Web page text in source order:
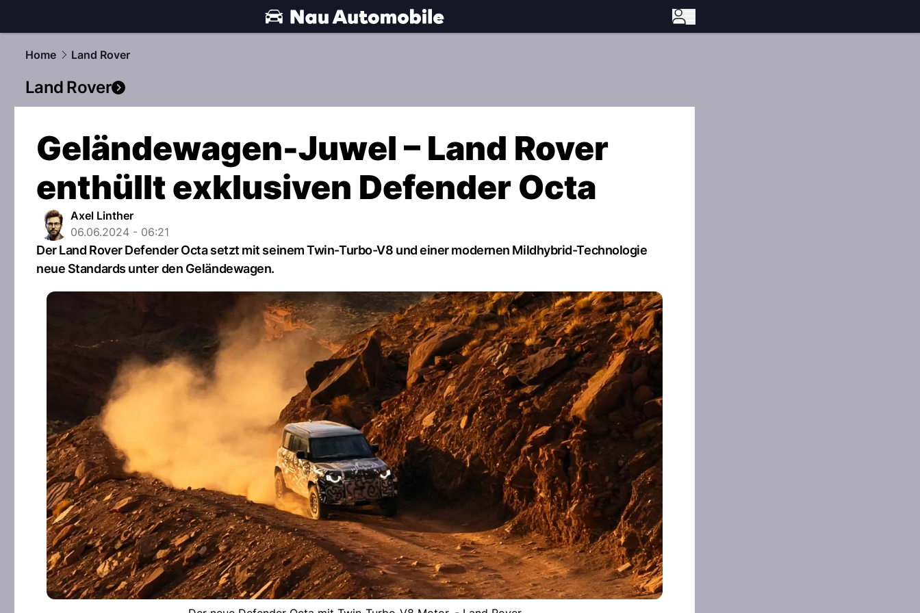
automobile.NAU.ch
Home
Land Rover
Land Rover
Geländewagen-Juwel – Land Rover
enthüllt exklusiven Defender Octa
Axel Linther
06.06.2024 - 06:21
Der Land Rover Defender Octa setzt mit seinem Twin-Turbo-V8 und einer modernen Mildhybrid-Technologie
neue Standards unter den Geländewagen.